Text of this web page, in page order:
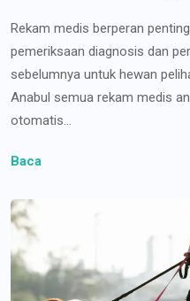
Rekam medis berperan
pemeriksaan diagnosis dan
sebelumnya untuk hewan
Anabul semua rekam medis
otomatis...
Baca